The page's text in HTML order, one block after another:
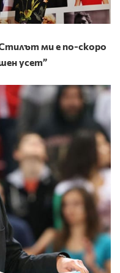
ми е по-скоро
усет”